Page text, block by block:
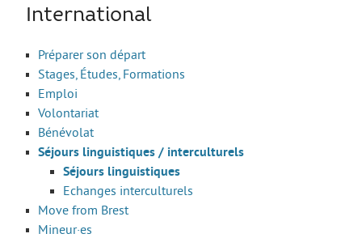
International
Préparer son départ
Stages, Études, Formations
Emploi
Volontariat
Bénévolat
Séjours linguistiques / interculturels
Séjours linguistiques
Echanges interculturels
Move from Brest
Mineur·es